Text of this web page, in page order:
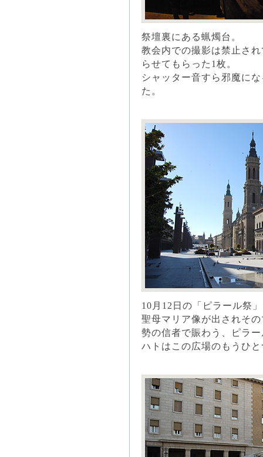
祭壇裏にある蝋燭台。
教会内での撮影は禁止さ
らせてもらった1枚。
シャッター音すら邪魔に
た。
10月12日の「ピラール祭
聖母マリア像が出されそ
勢の信者で賑わう、ピラ
ハトはこの広場のもうひ